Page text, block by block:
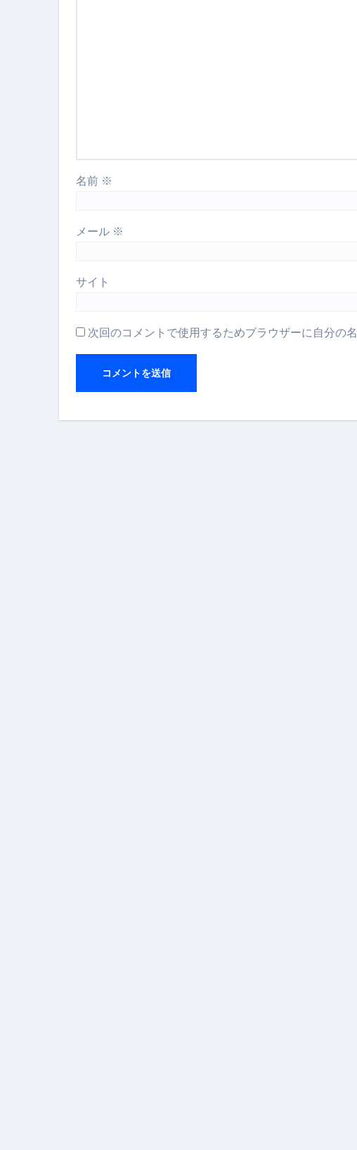
ブルーベリーを毎日食べたらどうな
バナナを毎日食べたらどうなるの？①
かいまき（掻巻き）超完全ガイド｜“着
【最新版】掛け布団の選び方“完全攻
【2026年最新保存版】エアトリ超新
「3秒で整う、新しい栄養補給」 飲む
クリスマスの魔法で、心と未来を彩
磁気ネックレスは「首に着けるだけ」じ
【最新】手袋の選び方 完全ガイド｜ス
補聴器の選び方 完全ガイド｜集音器
失敗しない「爪切り」完全ガイド：高
失敗しない「カニ」完全ガイド：ズワ
名前 ※
メール ※
サイト
次回のコメントで使用するためブラウザーに自分の